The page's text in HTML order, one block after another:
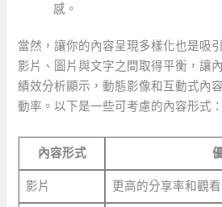
感。
當然，讓你的內容呈現多樣化也是吸
影片、圖片與文字之間取得平衡，讓
績效分析顯示，動態影像和互動式內
動率。以下是一些可考慮的內容形式：
內容形式
影片 更高的分享率和觀